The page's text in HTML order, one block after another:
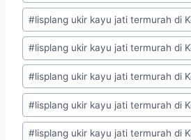
#lisplang ukir kayu jati termurah di
#lisplang ukir kayu jati termurah di
#lisplang ukir kayu jati termurah di
#lisplang ukir kayu jati termurah di
#lisplang ukir kayu jati termurah di